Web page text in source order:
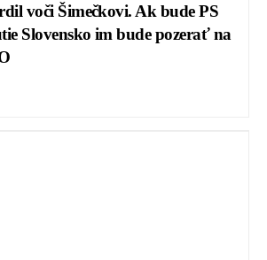
voči Šimečkovi. Ak bude PS
Slovensko im bude pozerať na